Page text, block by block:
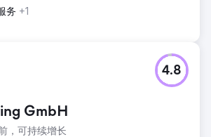
务 +1
GmbH
，可持续增长
4.8